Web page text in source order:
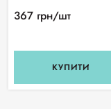
367 грн/шт
КУПИТИ